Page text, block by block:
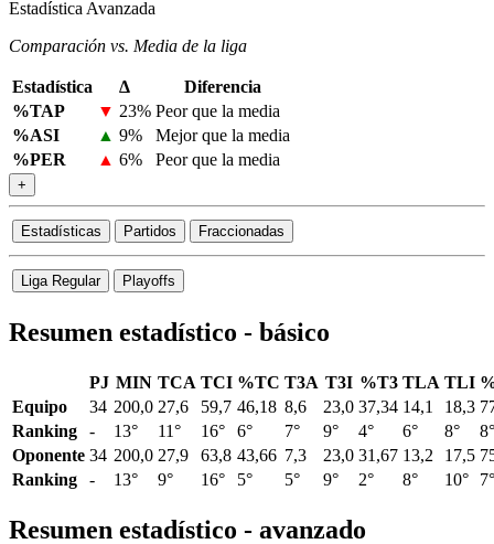
Estadística Avanzada
Comparación vs. Media de la liga
Estadística Δ
Diferencia
%TAP
▼ 23% Peor que la media
%ASI
▲ 9%
Mejor que la media
%PER
▲ 6% Peor que la media
+
Estadísticas Partidos Fraccionadas
Liga Regular Playoffs
Resumen estadístico - básico
PJ MIN TCA TCI %TC T3A T3I %T3 TLA TLI
Equipo
34 200,0 27,6 59,7 46,18 8,6 23,0 37,34 14,1 18,3
Ranking
- 13° 11° 16° 6° 7° 9° 4° 6° 8°
8°
Oponente 34 200,0 27,9 63,8 43,66 7,3 23,0 31,67 13,2 17,5
Ranking
- 13° 9° 16° 5° 5° 9° 2° 8° 10° 7°
Resumen estadístico - avanzado